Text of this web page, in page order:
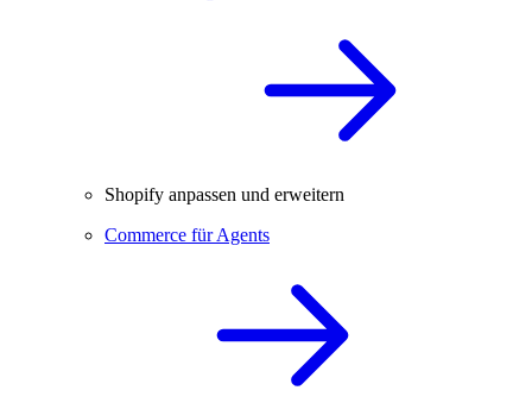
Shopify anpassen und erweitern
Commerce für Agents